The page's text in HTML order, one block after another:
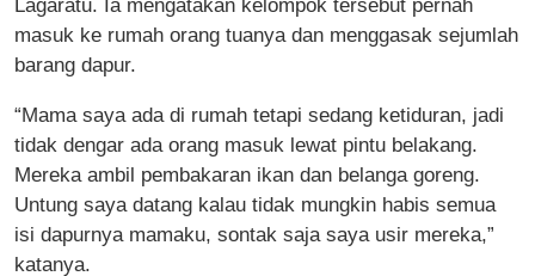
Lagaratu. Ia mengatakan kelompok tersebut pernah
masuk ke rumah orang tuanya dan menggasak sejumlah
barang dapur.
“Mama saya ada di rumah tetapi sedang ketiduran, jadi
tidak dengar ada orang masuk lewat pintu belakang.
Mereka ambil pembakaran ikan dan belanga goreng.
Untung saya datang kalau tidak mungkin habis semua
isi dapurnya mamaku, sontak saja saya usir mereka,”
katanya.